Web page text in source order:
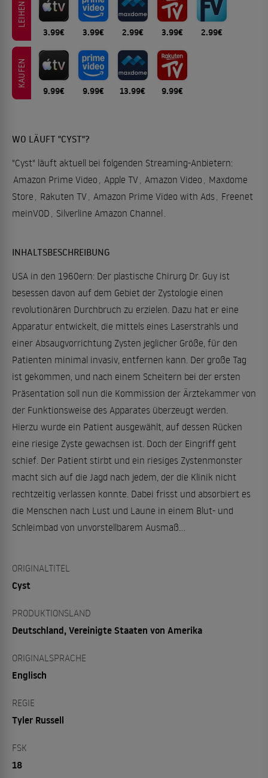
LEIHEN
3.99€ 3.99€ 2.99€ 3.99€ 2.99€
KAUFEN
9.99€ 9.99€ 13.99€ 9.99€
WO LÄUFT "CYST"?
"Cyst" läuft aktuell bei folgenden Streaming-Anbietern:
Amazon Prime Video , Apple TV, Amazon Video , Maxdome
Store , Rakuten TV, Amazon Prime Video with Ads, Freenet
meinVOD , Silverline Amazon Channel .
INHALTSBESCHREIBUNG
USA in den 1960ern: Der plastische Chirurg Dr. Guy ist
besessen davon auf dem Gebiet der Zystologie einen
revolutionären Durchbruch zu erzielen. Dazu hat er eine
Apparatur entwickelt, die mittels eines Laserstrahls und
einer Absaugvorrichtung Zysten jeglicher Größe, für den
Patienten minimal invasiv, entfernen kann. Der große Tag
ist gekommen, und nach einem Scheitern bei der ersten
Präsentation soll nun die Kommission der Ärztekammer von
der Funktionsweise des Apparates überzeugt werden.
Hierzu wurde ein Patient ausgewählt, auf dessen Rücken
eine riesige Zyste gewachsen ist. Doch der Eingriff geht
schief. Der Patient stirbt und ein riesiges Zystenmonster
macht sich auf die Jagd nach jedem, der die Klinik nicht
rechtzeitig verlassen konnte. Dabei frisst und absorbiert es
die Menschen nach Lust und Laune in einem Blut- und
Schleimbad von unvorstellbarem Ausmaß…
ORIGINALTITEL
Cyst
PRODUKTIONSLAND
Deutschland, Vereinigte Staaten von Amerika
ORIGINALSPRACHE
Englisch
REGIE
Tyler Russell
FSK
18